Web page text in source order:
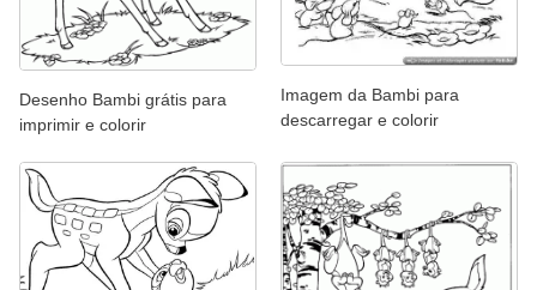
Desenho Bambi grátis para
imprimir e colorir
Imagem da Bambi para
descarregar e colorir